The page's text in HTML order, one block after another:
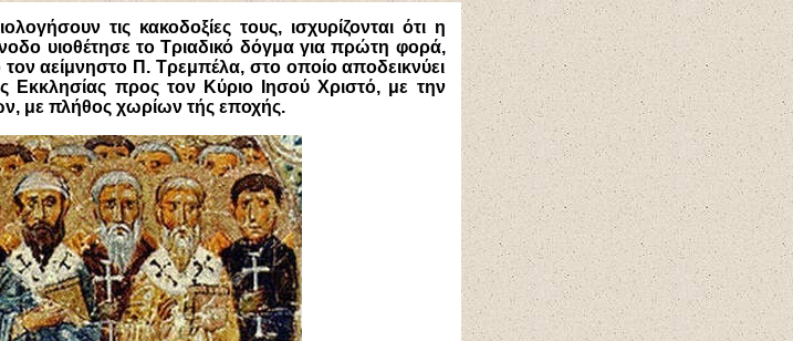
τις κακοδοξίες τους, ισχυρίζονται ότι η
υιοθέτησε το Τριαδικό δόγμα για πρώτη φορά,
αείμνηστο Π. Τρεμπέλα, στο οποίο αποδεικνύει
Εκκλησίας προς τον Κύριο Ιησού Χριστό, με την
με πλήθος χωρίων τής εποχής.